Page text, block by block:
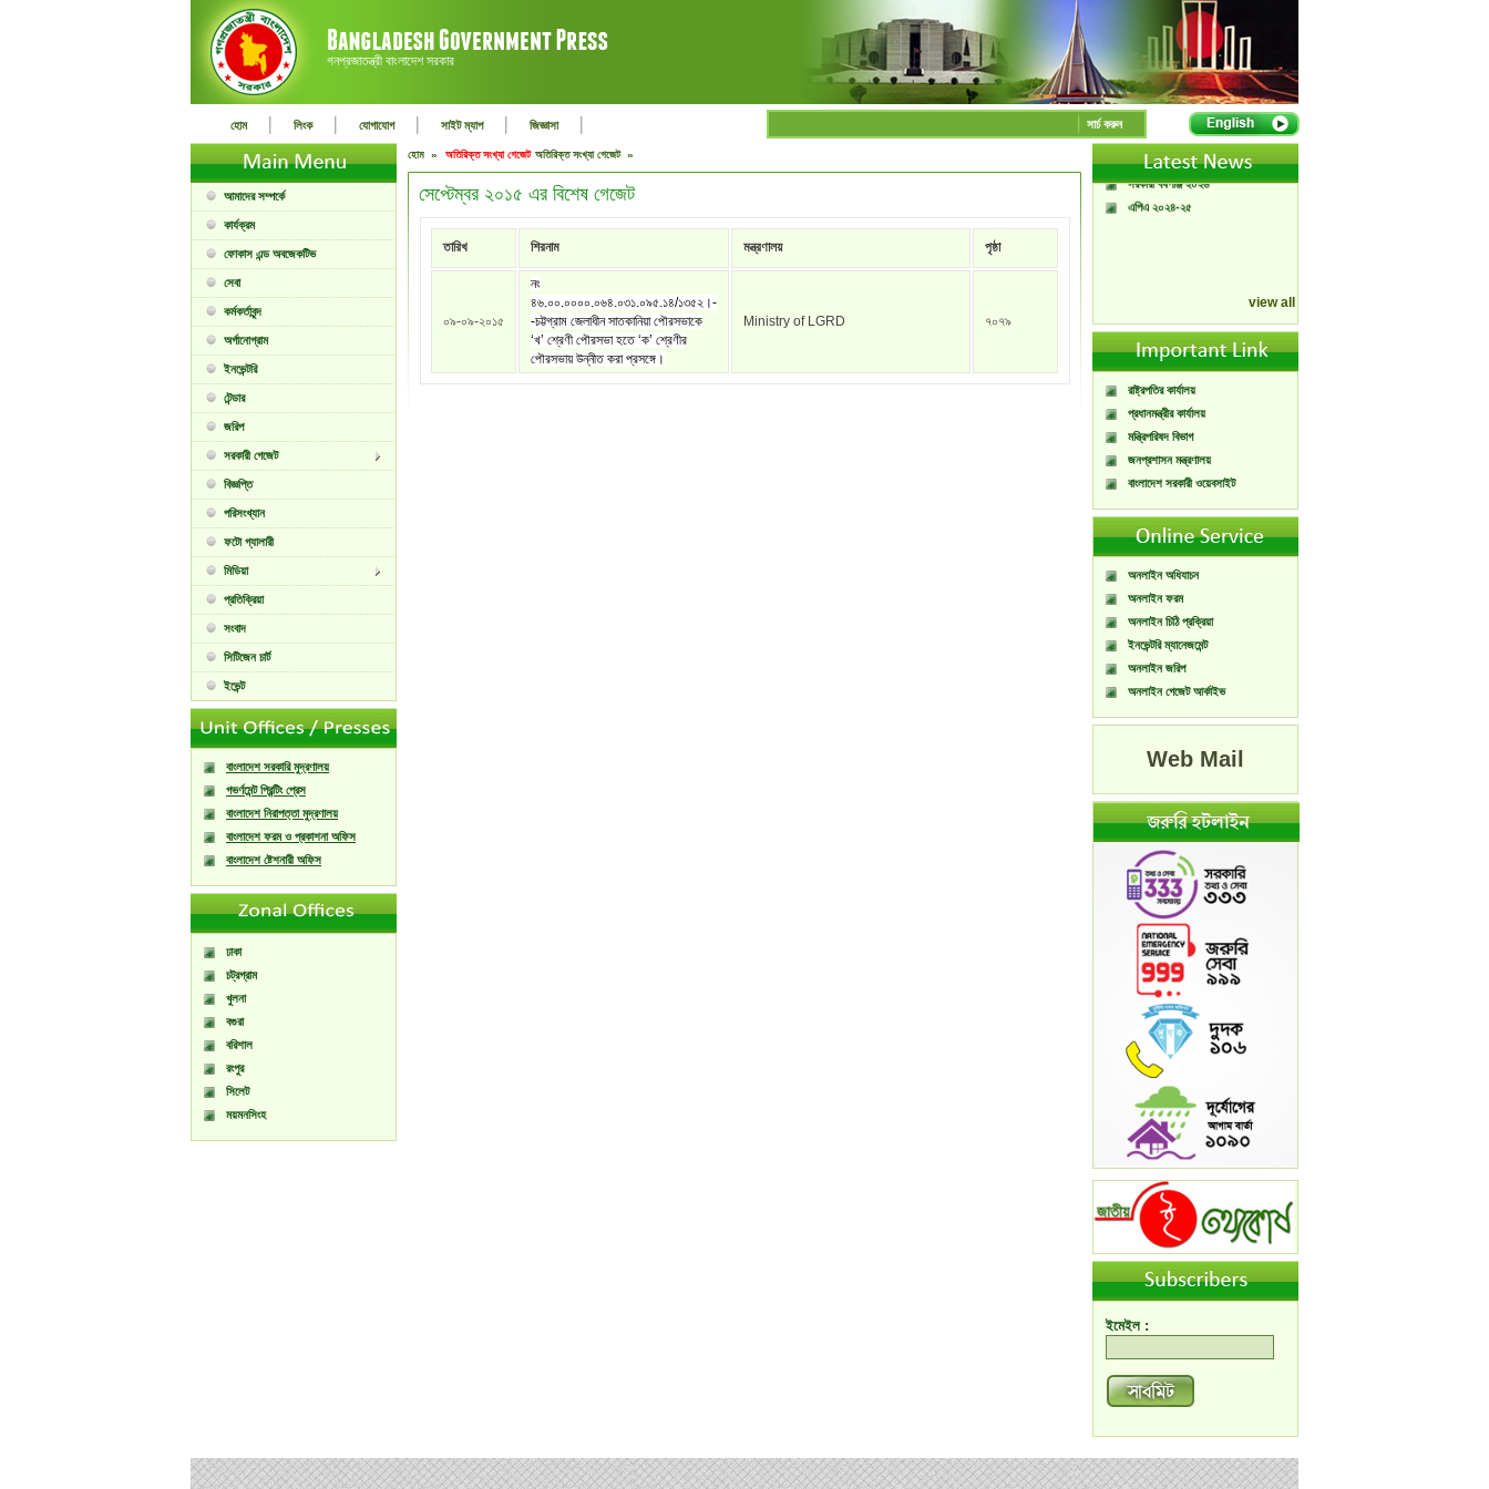
গনপ্রজাতন্ত্রী বাংলাদেশ সরকার
হোম | লিংক | যোগাযোগ | সাইট ম্যাপ | জিজ্ঞাসা | সার্চ করুন
আমাদের সম্পর্কে
কার্যক্রম
ফোকাস এন্ড অবজেকটিভ
সেবা
কর্মকর্তাবৃন্দ
অর্গানোগ্রাম
ইনভেন্টরি
টেন্ডার
জরিপ
সরকারী গেজেট
বিজ্ঞপ্তি
পরিসংখ্যান
ফটো গ্যালারী
মিডিয়া
প্রতিক্রিয়া
সংবাদ
সিটিজেন চার্ট
ইভেন্ট
বাংলাদেশ সরকারি মুদ্রণালয়
গভর্ণমেন্ট প্রিন্টিং প্রেস
বাংলাদেশ নিরাপত্তা মুদ্রণালয়
বাংলাদেশ ফরম ও প্রকাশনা অফিস
বাংলাদেশ ষ্টেশনারী অফিস
ঢাকা
চট্রগ্রাম
খুলনা
বগুরা
বরিশাল
রংপুর
সিলেট
ময়মনসিংহ
হোম » অতিরিক্ত সংখ্যা গেজেট অতিরিক্ত সংখ্যা গেজেট »
সেপ্টেম্বর ২০১৫ এর বিশেষ গেজেট
তারিখ শিরনাম মন্ত্রণালয় পৃষ্ঠা
০৯-০৯-২০১৫
নং
৪৬.০০.০০০০.০৬৪.০৩১.০৯৫.১৪/১৩৫২।-
-চট্টগ্রাম জেলাধীন সাতকানিয়া পৌরসভাকে
‌‘খ’ শ্রেণী পৌরসভা হতে ‘ক’ শ্রেণীর
পৌরসভায় উন্নীত করা প্রসঙ্গে।
Ministry of LGRD ৭০৭৯
A Handbook of
Government Press
Citizen Charter of
Bangladesh Government
Press
সরকারী বর্ষপঞ্জি ২০২৬
এপিএ ২০২৪-২৫
view all
রাষ্ট্রপতির কার্যালয়
প্রধানমন্ত্রীর কার্যালয়
মন্ত্রিপরিষদ বিভাগ
জনপ্রশাসন মন্ত্রণালয়
বাংলাদেশ সরকারী ওয়েবসাইট
অনলাইন অধিযাচন
অনলাইন ফরম
অনলাইন চিঠি প্রক্রিয়া
ইনভেন্টরি ম্যানেজমেন্ট
অনলাইন জরিপ
অনলাইন গেজেট আর্কাইভ
Web Mail
ইমেইল :